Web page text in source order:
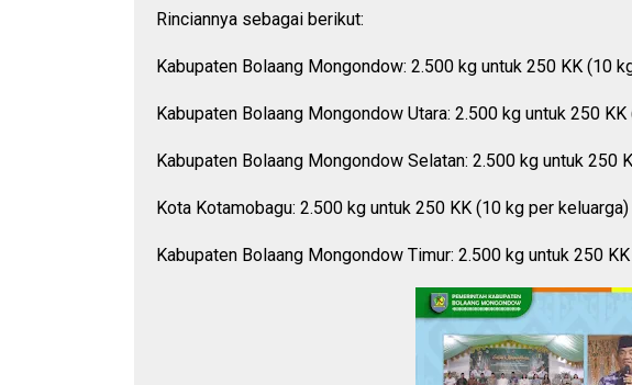
Rinciannya sebagai berikut:
Kabupaten Bolaang Mongondow: 2.500 kg untuk 250 KK (10
Kabupaten Bolaang Mongondow Utara: 2.500 kg untuk 250
Kabupaten Bolaang Mongondow Selatan: 2.500 kg untuk 250
Kota Kotamobagu: 2.500 kg untuk 250 KK (10 kg per keluarga)
Kabupaten Bolaang Mongondow Timur: 2.500 kg untuk 250